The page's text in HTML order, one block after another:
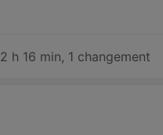
2 h 16 min, 1 changement